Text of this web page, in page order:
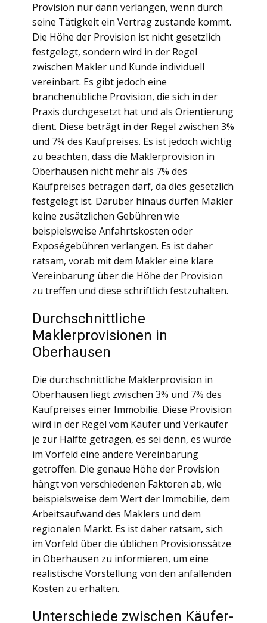
Provision nur dann verlangen, wenn durch
seine Tätigkeit ein Vertrag zustande kommt.
Die Höhe der Provision ist nicht gesetzlich
festgelegt, sondern wird in der Regel
zwischen Makler und Kunde individuell
vereinbart. Es gibt jedoch eine
branchenübliche Provision, die sich in der
Praxis durchgesetzt hat und als Orientierung
dient. Diese beträgt in der Regel zwischen 3%
und 7% des Kaufpreises. Es ist jedoch wichtig
zu beachten, dass die Maklerprovision in
Oberhausen nicht mehr als 7% des
Kaufpreises betragen darf, da dies gesetzlich
festgelegt ist. Darüber hinaus dürfen Makler
keine zusätzlichen Gebühren wie
beispielsweise Anfahrtskosten oder
Exposégebühren verlangen. Es ist daher
ratsam, vorab mit dem Makler eine klare
Vereinbarung über die Höhe der Provision
zu treffen und diese schriftlich festzuhalten.
Durchschnittliche
Maklerprovisionen in
Oberhausen
Die durchschnittliche Maklerprovision in
Oberhausen liegt zwischen 3% und 7% des
Kaufpreises einer Immobilie. Diese Provision
wird in der Regel vom Käufer und Verkäufer
je zur Hälfte getragen, es sei denn, es wurde
im Vorfeld eine andere Vereinbarung
getroffen. Die genaue Höhe der Provision
hängt von verschiedenen Faktoren ab, wie
beispielsweise dem Wert der Immobilie, dem
Arbeitsaufwand des Maklers und dem
regionalen Markt. Es ist daher ratsam, sich
im Vorfeld über die üblichen Provisionssätze
in Oberhausen zu informieren, um eine
realistische Vorstellung von den anfallenden
Kosten zu erhalten.
Unterschiede zwischen Käufer-